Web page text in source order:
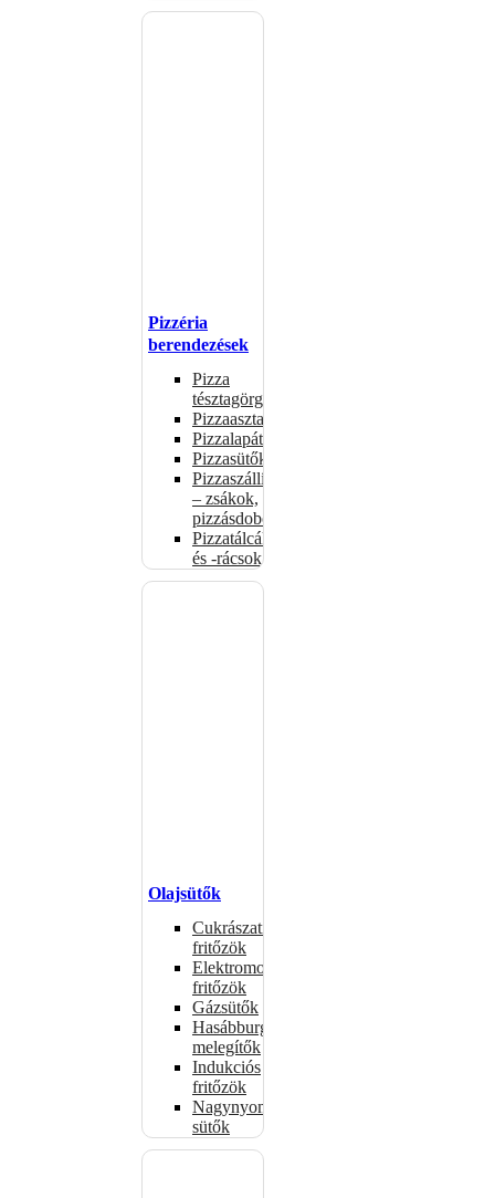
Pizzéria
berendezések
Pizza
tésztagörgők
Pizzaasztalok
Pizzalapátok
Pizzasütők
Pizzaszállítás
– zsákok,
pizzásdobozok
Pizzatálcák
és -rácsok
Olajsütők
Cukrászati
fritőzök
Elektromos
fritőzök
Gázsütők
Hasábburgonya
melegítők
Indukciós
fritőzök
Nagynyomású
sütők